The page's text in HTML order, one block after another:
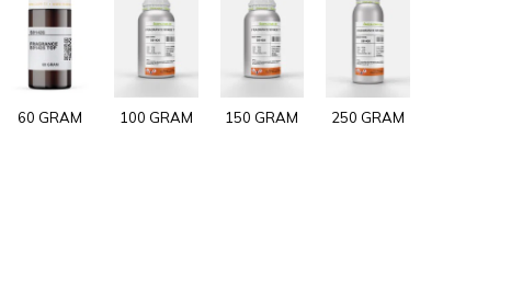
60 GRAM 100 GRAM 150 GRAM 250 GRAM